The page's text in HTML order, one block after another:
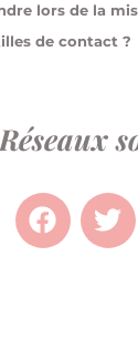
lors de la
de contact ?
Réseaux